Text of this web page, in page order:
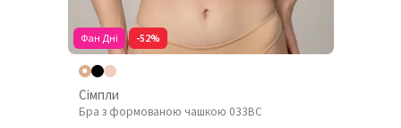
Фан Дні -52%
Сімпли
Бра з формованою чашкою 033BC